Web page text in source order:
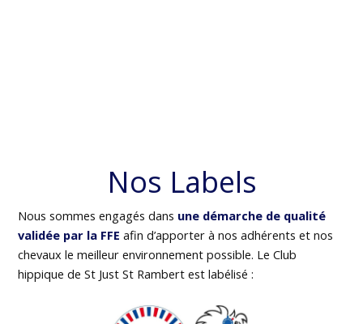
Nos Labels
Nous sommes engagés dans une démarche de qualité
validée par la FFE afin d’apporter à nos adhérents et nos
chevaux le meilleur environnement possible. Le Club
hippique de St Just St Rambert est labélisé :